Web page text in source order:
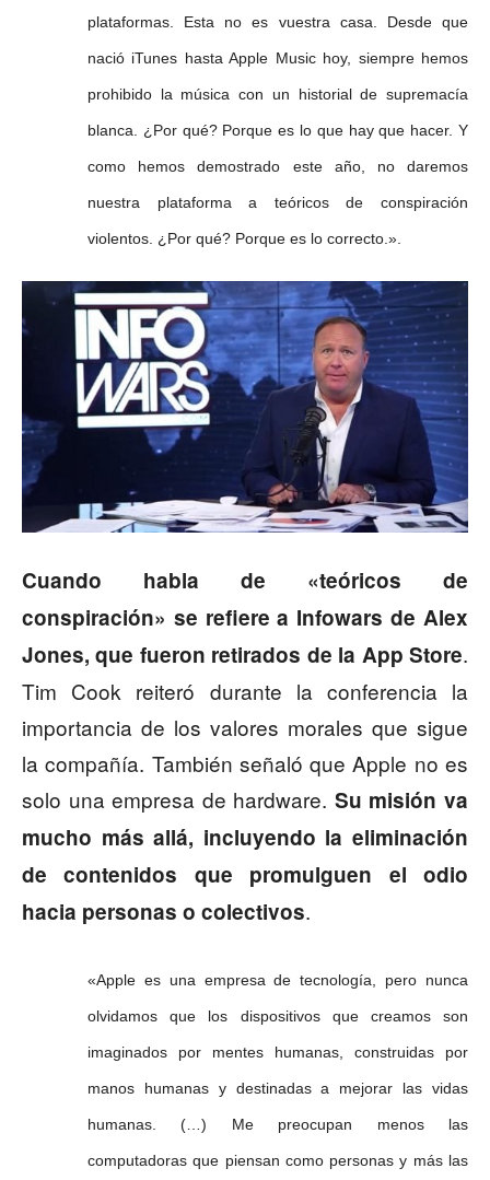
plataformas. Esta no es vuestra casa. Desde que
nació iTunes hasta Apple Music hoy, siempre hemos
prohibido la música con un historial de supremacía
blanca. ¿Por qué? Porque es lo que hay que hacer. Y
como hemos demostrado este año, no daremos
nuestra plataforma a teóricos de conspiración
violentos. ¿Por qué? Porque es lo correcto.».
Cuando habla de «teóricos de
conspiración» se refiere a Infowars de Alex
Jones, que fueron retirados de la App Store.
Tim Cook reiteró durante la conferencia la
importancia de los valores morales que sigue
la compañía. También señaló que Apple no es
solo una empresa de hardware. Su misión va
mucho más allá, incluyendo la eliminación
de contenidos que promulguen el odio
hacia personas o colectivos.
«Apple es una empresa de tecnología, pero nunca
olvidamos que los dispositivos que creamos son
imaginados por mentes humanas, construidas por
manos humanas y destinadas a mejorar las vidas
humanas. (…) Me preocupan menos las
computadoras que piensan como personas y más las